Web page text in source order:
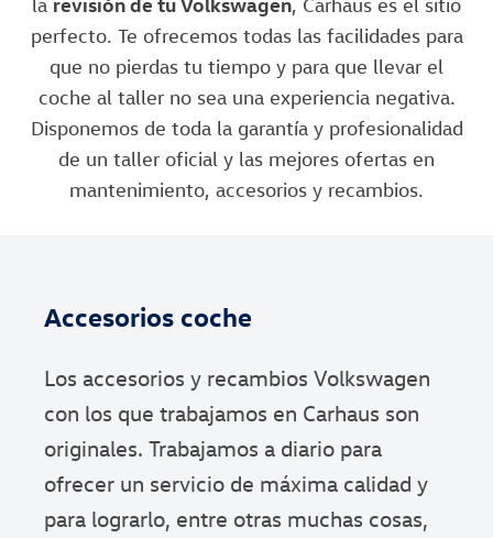
perfecto. Te ofrecemos todas las facilidades para
que no pierdas tu tiempo y para que llevar el
coche al taller no sea una experiencia negativa.
Disponemos de toda la garantía y profesionalidad
de un taller oficial y las mejores ofertas en
mantenimiento, accesorios y recambios.
Accesorios coche
Los accesorios y recambios Volkswagen
con los que trabajamos en Carhaus son
originales. Trabajamos a diario para
ofrecer un servicio de máxima calidad y
para lograrlo, entre otras muchas cosas,